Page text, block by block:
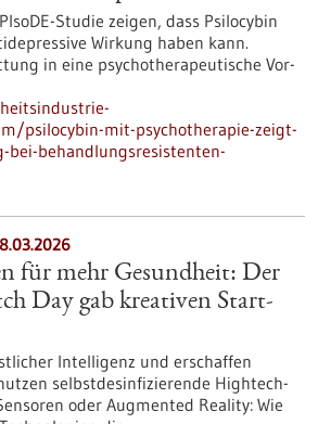
Studie zeigen, dass Psilocybin
Wirkung haben kann.
in eine psychotherapeutische Vor-
psilocybin-mit-psychotherapie-zeigt-
bei-behandlungsresistenten-
für mehr Gesundheit: Der
Day gab kreativen Start-
Intelligenz und erschaffen
selbstdesinfizierende Hightech-
oder Augmented Reality: Wie